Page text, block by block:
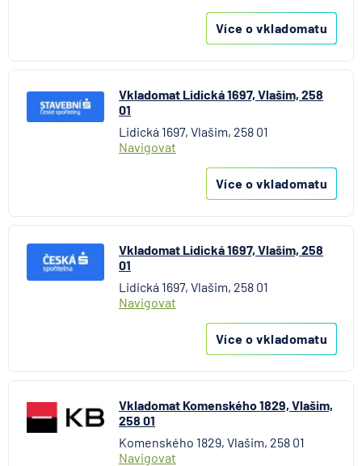
Více o vkladomatu
Vkladomat Lidická 1697, Vlašim, 258
01
Lidická 1697, Vlašim, 258 01
Navigovat
Více o vkladomatu
Vkladomat Lidická 1697, Vlašim, 258
01
Lidická 1697, Vlašim, 258 01
Navigovat
Více o vkladomatu
Vkladomat Komenského 1829, Vlašim,
258 01
Komenského 1829, Vlašim, 258 01
Navigovat